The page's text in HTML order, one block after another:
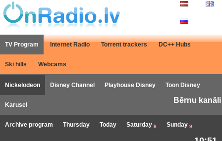
TV Program Internet Radio Torrent trackers DC++ Hubs
Ski hills Webcams
Nickelodeon Disney Channel Playhouse Disney Toon Disney
Karusel
Bērnu kanāli
Archive program Thursday Today Saturday 8 Sunday 9